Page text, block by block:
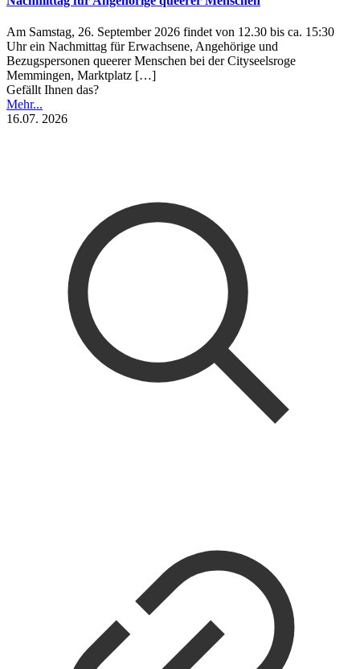
Am Samstag, 26. September 2026 findet von 12.30 bis ca. 15:30
Uhr ein Nachmittag für Erwachsene, Angehörige und
Bezugspersonen queerer Menschen bei der Cityseelsroge
Memmingen, Marktplatz […]
Gefällt Ihnen das?
Mehr...
16.07. 2026